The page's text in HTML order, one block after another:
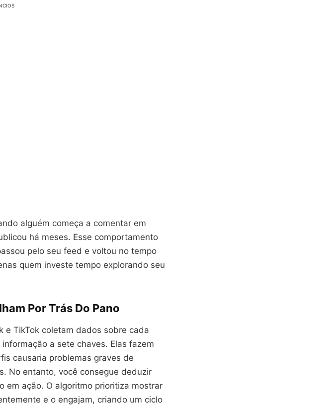
alguém começa a comentar em
há meses. Esse comportamento
pelo seu feed e voltou no tempo
quem investe tempo explorando seu
Por Trás Do Pano
e TikTok coletam dados sobre cada
a sete chaves. Elas fazem
causaria problemas graves de
No entanto, você consegue deduzir
em ação. O algoritmo prioritiza mostrar
e o engajam, criando um ciclo